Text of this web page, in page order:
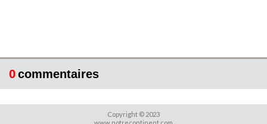
0commentaires
Copyright © 2023